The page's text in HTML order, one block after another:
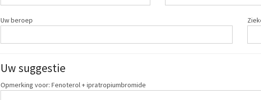
Uw beroep
Uw suggestie
Opmerking voor: Fenoterol + ipratropiumbromide